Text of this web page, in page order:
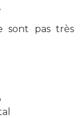
sont pas très